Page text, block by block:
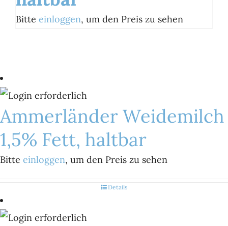
Bitte einloggen, um den Preis zu sehen
Ammerländer Weidemilch
1,5% Fett, haltbar
Bitte einloggen, um den Preis zu sehen
Details